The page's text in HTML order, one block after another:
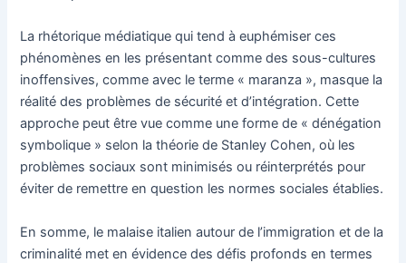
La rhétorique médiatique qui tend à euphémiser ces
phénomènes en les présentant comme des sous-cultures
inoffensives, comme avec le terme « maranza », masque la
réalité des problèmes de sécurité et d’intégration. Cette
approche peut être vue comme une forme de « dénégation
symbolique » selon la théorie de Stanley Cohen, où les
problèmes sociaux sont minimisés ou réinterprétés pour
éviter de remettre en question les normes sociales établies.
En somme, le malaise italien autour de l’immigration et de la
criminalité met en évidence des défis profonds en termes